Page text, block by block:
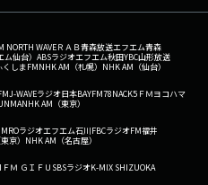
NORTH WAVEＲＡＢ青森放送エフエム青森
仙台） ABSラジオエフエム秋田YBC山形放送
くしまFMNHK AM（札幌） NHK AM（仙台）
J-WAVEラジオ日本BAYFM78NACK5 ＦＭヨコハマ
NHK AM（東京）
MROラジオエフエム石川FBCラジオFM福井
京） NHK AM（名古屋）
ＦＭ ＧＩＦＵ SBSラジオK-MIX SHIZUOKA